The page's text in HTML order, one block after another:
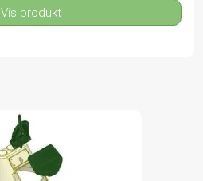
Vis produkt